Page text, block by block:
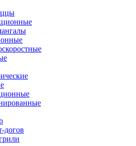
догов